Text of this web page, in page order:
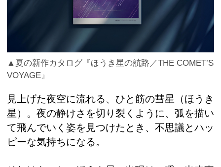
▲夏の新作カタログ『ほうき星の航路／THE COMET’S
VOYAGE』
見上げた夜空に流れる、ひと筋の彗星（ほうき
星）。夜の静けさを切り裂くように、弧を描い
て飛んでいく姿を見つけたとき、不思議とハッ
ピーな気持ちになる。